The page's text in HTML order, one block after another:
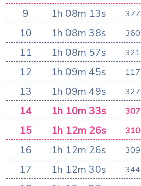
9 1h 08m 13s 377
10 1h 08m 38s 360
11 1h 08m 57s 321
12 1h 09m 45s 117
13 1h 09m 49s 327
14 1h 10m 33s 307
15 1h 12m 26s 310
16 1h 12m 26s 309
17 1h 12m 30s 344